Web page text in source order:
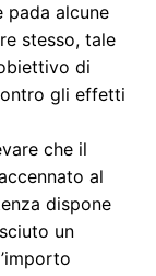
pada alcune
stesso, tale
di
gli effetti
che il
al
dispone
un